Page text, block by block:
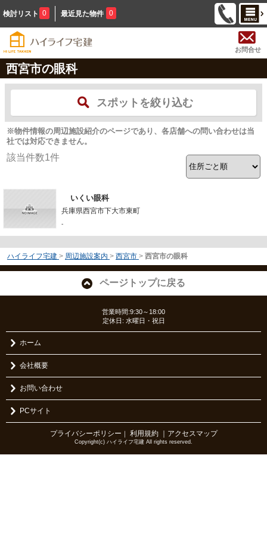
検討リスト 0 最近見た物件 0
お問合せ
西宮市の眼科
スポットを絞り込む
※物件情報の周辺施設紹介のページであり、各店舗への問い合わせは当
社では対応できません。
該当件数1件
いくい眼科
兵庫県西宮市下大市東町
-
ハイライフ宅建 > 周辺施設案内 > 西宮市 > 西宮市の眼科
ページトップに戻る
営業時間:9:30～18:00
定休日: 水曜日・祝日
ホーム
会社概要
お問い合わせ
PCサイト
プライバシーポリシー ｜ 利用規約 ｜アクセスマップ
Copyright(c) ハイライフ宅建 All rights reserved.